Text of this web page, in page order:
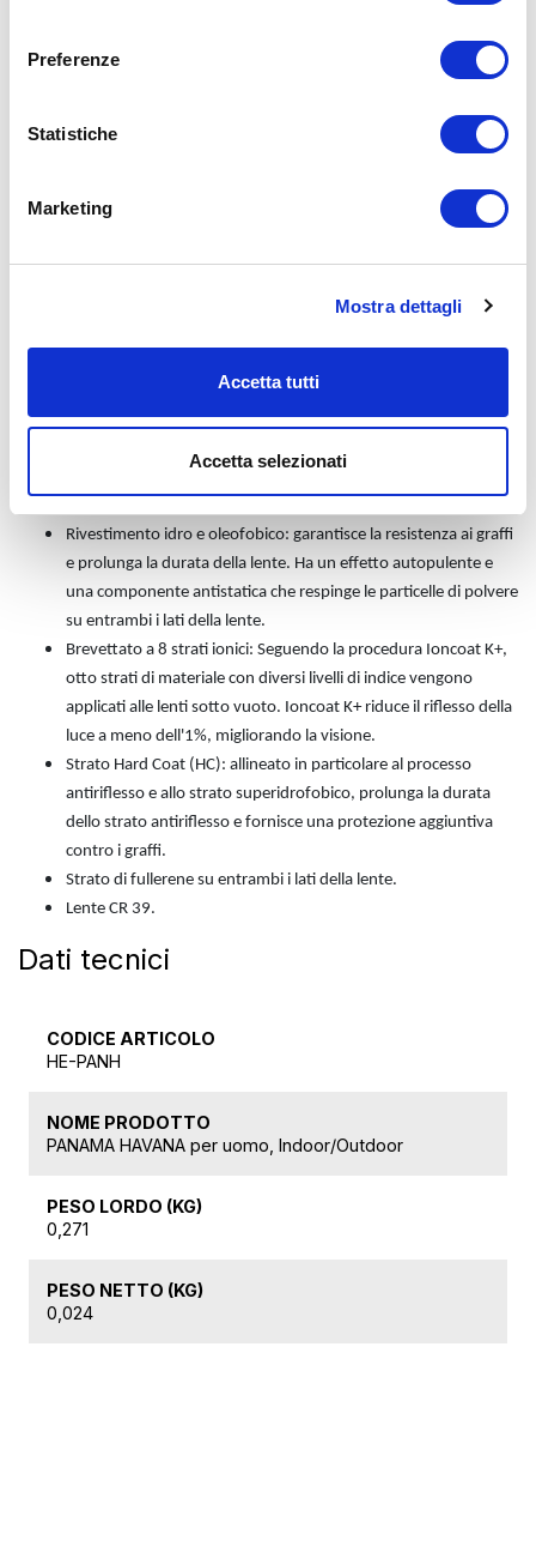
Preferenze
Statistiche
Marketing
Mostra dettagli
Accetta tutti
Accetta selezionati
Trasformano la luce UV e la luce blu ad alta energia in spettri di
Trasformano la luce blu dei LED in luce confortevole per gli
occhi (con conseguente rilassamento). Una volta trasformati, i
base alla sensibilità naturale degli occhi;
serotonina e regolano il rapporto serotonina/melatonina
(riducendo depressione e insonnia);
Influenzano l'orologio biologico - ritmo circadiano (regolano la
Rivestimento idro e oleofobico: garantisce la resistenza ai graffi
e prolunga la durata della lente. Ha un effetto autopulente e
una componente antistatica che respinge le particelle di polvere
su entrambi i lati della lente.
Brevettato a 8 strati ionici: Seguendo la procedura Ioncoat K+,
otto strati di materiale con diversi livelli di indice vengono
applicati alle lenti sotto vuoto. Ioncoat K+ riduce il riflesso della
luce a meno dell'1%, migliorando la visione.
Strato Hard Coat (HC): allineato in particolare al processo
antiriflesso e allo strato superidrofobico, prolunga la durata
dello strato antiriflesso e fornisce una protezione aggiuntiva
contro i graffi.
Strato di fullerene su entrambi i lati della lente.
Lente CR 39.
Dati tecnici
CODICE ARTICOLO
HE-PANH
NOME PRODOTTO
PANAMA HAVANA per uomo, Indoor/Outdoor
PESO LORDO (KG)
0,271
PESO NETTO (KG)
0,024